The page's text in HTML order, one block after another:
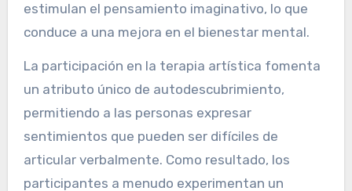
estimulan el pensamiento imaginativo, lo que
conduce a una mejora en el bienestar mental.
La participación en la terapia artística fomenta
un atributo único de autodescubrimiento,
permitiendo a las personas expresar
sentimientos que pueden ser difíciles de
articular verbalmente. Como resultado, los
participantes a menudo experimentan un